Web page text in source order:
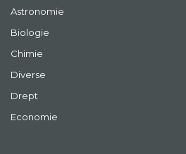
Astronomie
Biologie
Chimie
Diverse
Drept
Economie